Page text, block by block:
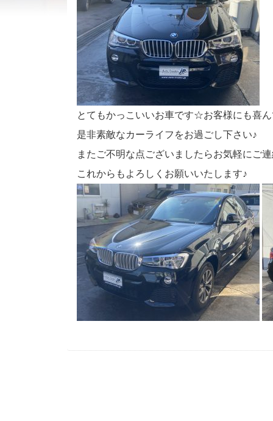
とてもかっこいいお車です☆お客様にも喜
是非素敵なカーライフをお過ごし下さい♪
またご不明な点ございましたらお気軽にご
これからもよろしくお願いいたします♪